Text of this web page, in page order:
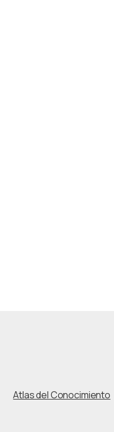
Atlas del Conocimiento